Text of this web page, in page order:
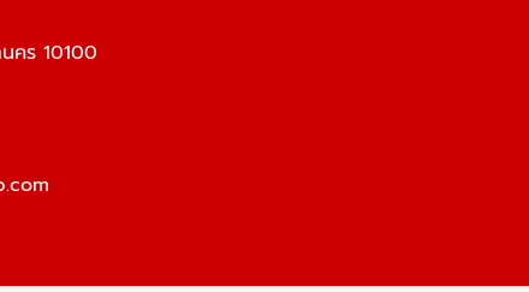
คร 10100